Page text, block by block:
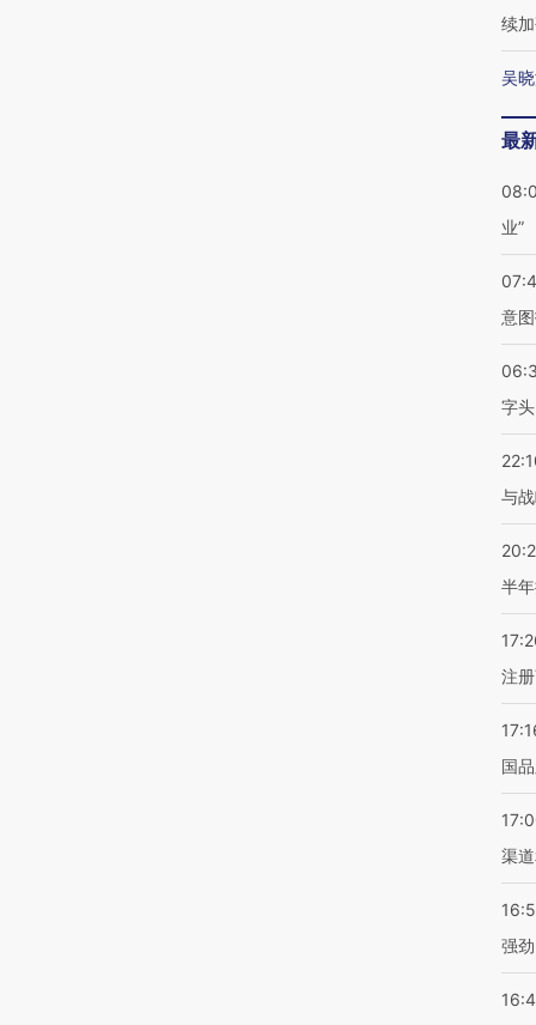
续
吴
最
业”
意
字头
与
半
注
国
渠
强